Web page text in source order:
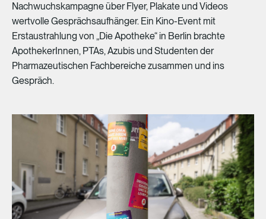
Nachwuchskampagneüber Flyer, Plakateund Videos
wertvolleGesprächsaufhänger. Ein Kino-Event mit
Erstaustrahlung von „DieApotheke“in Berlin brachte
ApothekerInnen, PTAs,Azubisund Studenten der
Pharmazeutischen Fachbereichezusammen und ins
Gespräch.